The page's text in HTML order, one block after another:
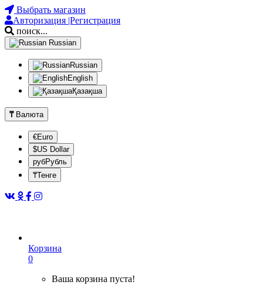
Выбрать магазин
Авторизация |Регистрация
поиск...
Russian
Russian
English
Қазақша
₸ Валюта
€Euro
$US Dollar
рубРубль
₸Тенге
Корзина
0
Ваша корзина пуста!